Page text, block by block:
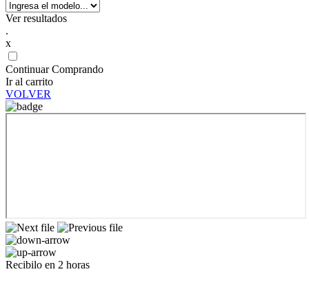
Ver resultados
.
x
Continuar Comprando
Ir al carrito
VOLVER
Recibilo en 2 horas